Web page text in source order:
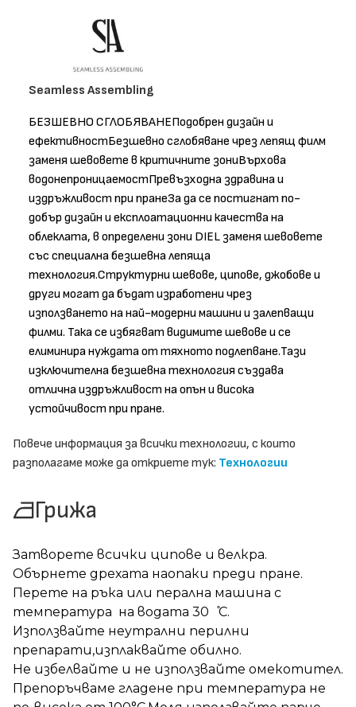
Seamless Assembling
БЕЗШЕВНО СГЛОБЯВАНЕПодобрен дизайн и
ефективностБезшевно сглобяване чрез лепящ филм
заменя шевовете в критичните зониВърхова
водонепроницаемостПревъзходна здравина и
издръжливост при пранеЗа да се постигнат по-
добър дизайн и експлоатационни качества на
облеклата, в определени зони DIEL заменя шевовете
със специална безшевна лепяща
технология.Структурни шевове, ципове, джобове и
други могат да бъдат изработени чрез
използването на най-модерни машини и залепващи
филми. Така се избягват видимите шевове и се
елиминира нуждата от тяхното подлепване.Тази
изключителна безшевна технология създава
отлична издръжливост на опън и висока
устойчивост при пране.
Повече информация за всички технологии, с които
разполагаме може да откриете тук: Технологии
Грижа
Затворете всички ципове и велкра.
Обърнете дрехата наопаки преди пране.
Перете на ръка или перална машина с
температура на водата 30 ̊С.
Използвайте неутрални перилни
препарати,изплаквайте обилно.
Не избелвайте и не използвайте омекотител.
Препоръчваме гладене при температура не